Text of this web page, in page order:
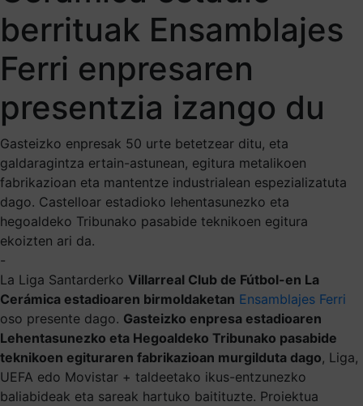
berrituak Ensamblajes
Ferri enpresaren
presentzia izango du
Gasteizko enpresak 50 urte betetzear ditu, eta
galdaragintza ertain-astunean, egitura metalikoen
fabrikazioan eta mantentze industrialean espezializatuta
dago. Castelloar estadioko lehentasunezko eta
hegoaldeko Tribunako pasabide teknikoen egitura
ekoizten ari da.
-
La Liga Santarderko Villarreal Club de Fútbol-en La
Cerámica estadioaren birmoldaketan Ensamblajes Ferri
oso presente dago. Gasteizko enpresa estadioaren
Lehentasunezko eta Hegoaldeko Tribunako pasabide
teknikoen egituraren fabrikazioan murgilduta dago, Liga,
UEFA edo Movistar + taldeetako ikus-entzunezko
baliabideak eta sareak hartuko baitituzte. Proiektua